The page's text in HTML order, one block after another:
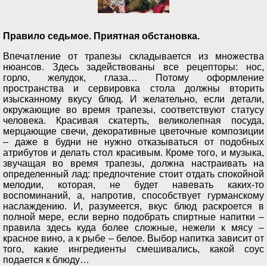
Правило седьмое. Приятная обстановка.
Впечатление от трапезы складывается из множества
нюансов. Здесь задействованы все рецепторы: нос,
горло, желудок, глаза… Потому оформление
пространства и сервировка стола должны вторить
изысканному вкусу блюд. И желательно, если детали,
окружающие во время трапезы, соответствуют статусу
человека. Красивая скатерть, великолепная посуда,
мерцающие свечи, декоративные цветочные композиции
– даже в будни не нужно отказываться от подобных
атрибутов и делать стол красивым. Кроме того, и музыка,
звучащая во время трапезы, должна настраивать на
определенный лад: предпочтение стоит отдать спокойной
мелодии, которая, не будет навевать каких-то
воспоминаний, а, напротив, способствует гурманскому
наслаждению. И, разумеется, вкус блюд раскроется в
полной мере, если верно подобрать спиртные напитки –
правила здесь куда более сложные, нежели к мясу –
красное вино, а к рыбе – белое. Выбор напитка зависит от
того, какие ингредиенты смешивались, какой соус
подается к блюду…